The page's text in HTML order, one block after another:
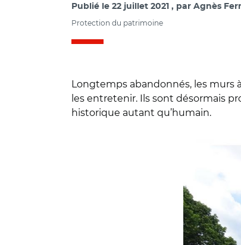
Publié le 22 juillet 2021 par Agnès
Protection du patrimoine
Longtemps abandonnés, les murs
les entretenir. Ils sont désormais
historique autant qu’humain.